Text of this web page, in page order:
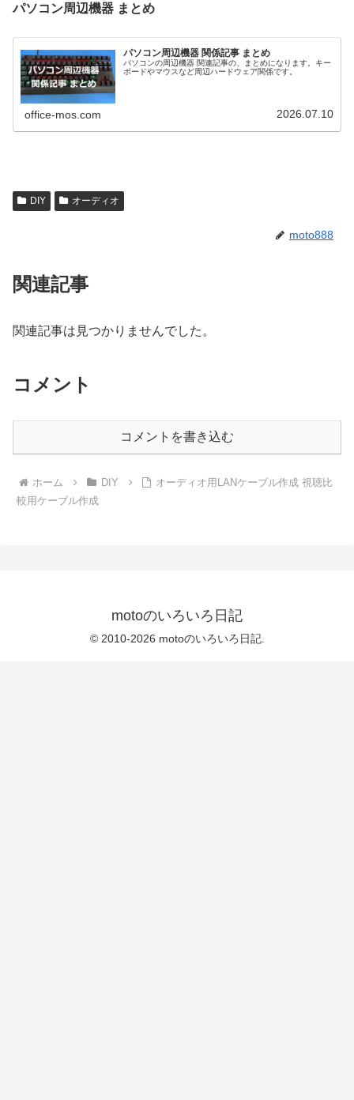
パソコン周辺機器 まとめ
パソコン周辺機器 関係記事 まとめ
パソコンの周辺機器 関連記事の、まとめになります。キー
ボードやマウスなど周辺ハードウェア関係です。
office-mos.com 2026.07.10
DIY オーディオ
moto888
関連記事
関連記事は見つかりませんでした。
コメント
コメントを書き込む
ホーム DIY
オーディオ用LANケーブル作成 視聴比
較用ケーブル作成
motoのいろいろ日記
© 2010-2026 motoのいろいろ日記.